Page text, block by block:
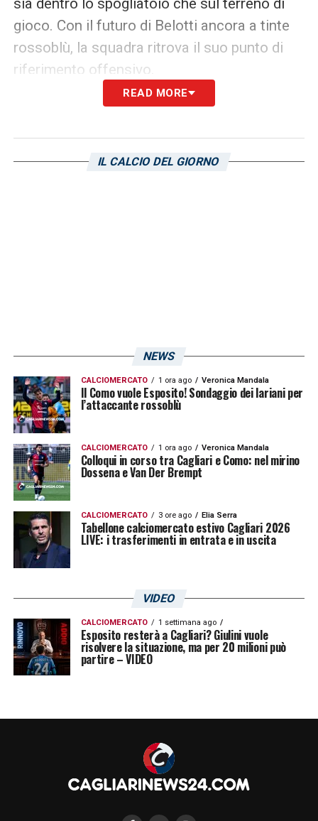
sia dentro lo spogliatoio che sul terreno di
gioco. Con il futuro di Belotti ancora a tinte
rossoblù, la squadra ritrova il suo punto di
riferimento offensivo.
Il riscatto di Belotti dopo il grave
infortunio
La prossima stagione avrà un sapore
LA PLAYLIST DELLE NOSTRE TOP NEWS
READ MORE
IL CALCIO DEL GIORNO
NEWS
CALCIOMERCATO 1 ora ago Veronica Mandala
Il Como vuole Esposito! Sondaggio dei lariani per
l’attaccante rossoblù
CALCIOMERCATO 1 ora ago Veronica Mandala
Colloqui in corso tra Cagliari e Como: nel mirino
Dossena e Van Der Brempt
CALCIOMERCATO 3 ore ago Elia Serra
Tabellone calciomercato estivo Cagliari 2026
LIVE: i trasferimenti in entrata e in uscita
VIDEO
CALCIOMERCATO 1 settimana ago
Esposito resterà a Cagliari? Giulini vuole
risolvere la situazione, ma per 20 milioni può
partire – VIDEO